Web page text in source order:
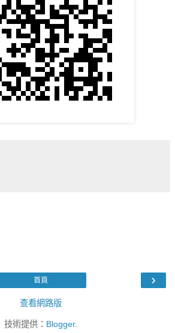
›
首頁
查看網路版
技術提供： Blogger.